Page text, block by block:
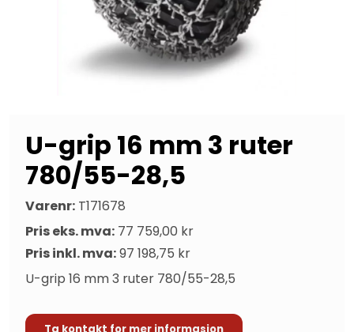
U-grip 16 mm 3 ruter
780/55-28,5
Varenr: T171678
Pris eks. mva: 77 759,00 kr
Pris inkl. mva:97 198,75 kr
U-grip 16 mm 3 ruter 780/55-28,5
Ta kontakt for mer informasjon